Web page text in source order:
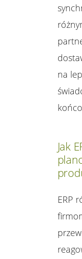
na
Jak
ERP